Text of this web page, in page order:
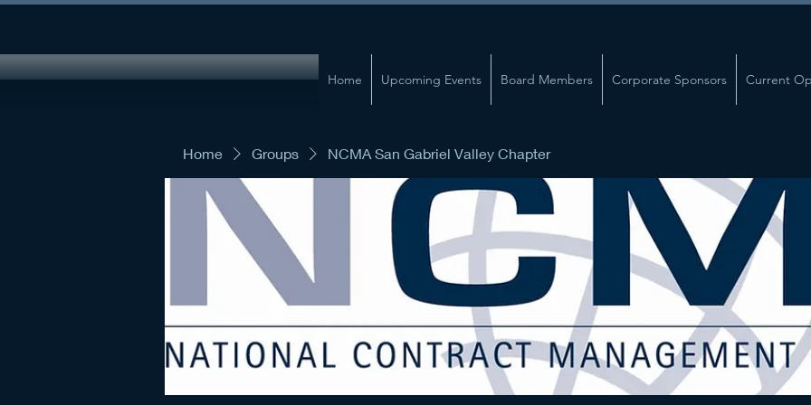
Home Upcoming Events Board Members Corporate Sponsors Current
Home Groups NCMA San Gabriel Valley Chapter